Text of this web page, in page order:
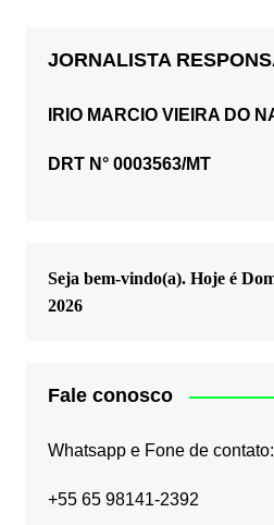
JORNALISTA
IRIO MARCIO VIEIRA DO
DRT N° 0003563/MT
Seja bem-vindo(a). Hoje é
2026
Fale conosco
Whatsapp e Fone de contato:
+55 65 98141-2392